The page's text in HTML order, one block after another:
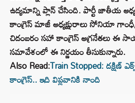
ఉద్యమాన్ని ప్లాన్ చేసింది. పార్టీ జాతీయ
కాంగ్రెస్ మాజీ అధ్యక్షురాలు సోనియా
చిదంబరం సహా కాంగ్రెస్ అగ్రనేతలు ఈ
సమావేశంలో ఈ నిర్ణయం తీసుకున్నారు.
Also Read:Train Stopped: దక్షిణ్
కాంగ్రెస్.. ఇది విప్లవానికి నాంది